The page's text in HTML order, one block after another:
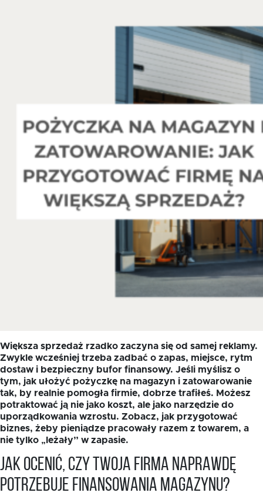
Większa sprzedaż rzadko zaczyna się od samej reklamy.
Zwykle wcześniej trzeba zadbać o zapas, miejsce, rytm
dostaw i bezpieczny bufor finansowy. Jeśli myślisz o
tym, jak ułożyć pożyczkę na magazyn i zatowarowanie
tak, by realnie pomogła firmie, dobrze trafiłeś. Możesz
potraktować ją nie jako koszt, ale jako narzędzie do
uporządkowania wzrostu. Zobacz, jak przygotować
biznes, żeby pieniądze pracowały razem z towarem, a
nie tylko „leżały” w zapasie.
Jak ocenić, czy Twoja firma naprawdę
potrzebuje finansowania magazynu?